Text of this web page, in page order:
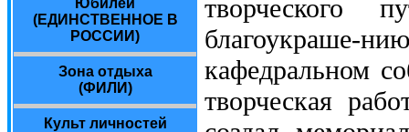
Юбилей
(ЕДИНСТВЕННОЕ В
РОССИИ)
Зона отдыха
(ФИЛИ)
Культ личностей
творческого
благоукраше-
кафедральном
творческая